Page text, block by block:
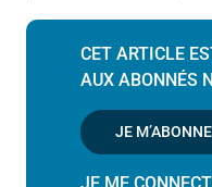
CET ARTICLE
AUX ABONNÉS
JE
JE ME